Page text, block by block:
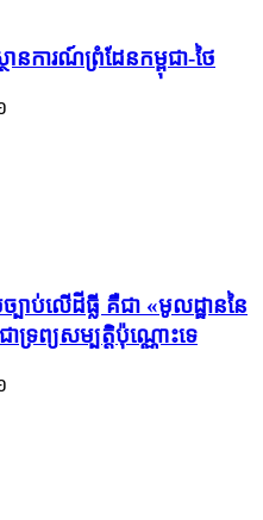
ថានការណ៍ព្រំដែនកម្ពុជា-ថៃ
ាប់លើដីធ្លី គឺជា «មូលដ្ឋាននៃ
ទ្រព្យសម្បត្តិប៉ុណ្ណោះទេ